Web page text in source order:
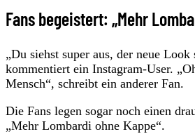
Fans begeistert: „Mehr
„Du siehst super aus, der neue
kommentiert ein Instagram-User.
Mensch“, schreibt ein anderer Fan.
Die Fans legen sogar noch einen
„Mehr Lombardi ohne Kappe“.